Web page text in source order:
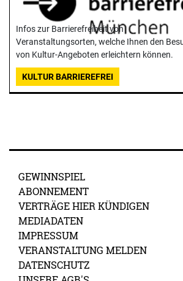
Infos zur Barrierefreiheit von
Veranstaltungsorten, welche Ihnen den
von Kultur-Angeboten erleichtern können.
KULTUR BARRIEREFREI
GEWINNSPIEL
ABONNEMENT
VERTRÄGE HIER KÜNDIGEN
MEDIADATEN
IMPRESSUM
VERANSTALTUNG MELDEN
DATENSCHUTZ